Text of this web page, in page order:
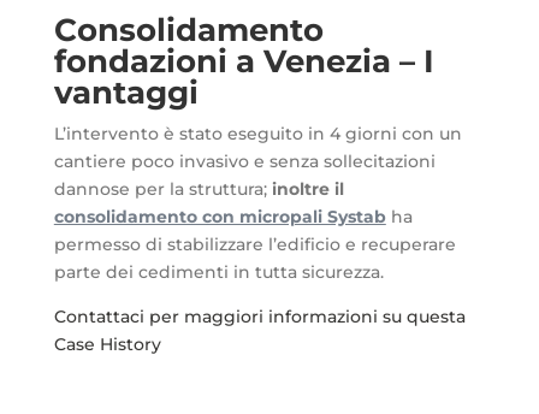
Consolidamento
fondazioni a Venezia – I
vantaggi
L’intervento è stato eseguito in 4 giorni con un
cantiere poco invasivo e senza sollecitazioni
dannose per la struttura;inoltre il
consolidamento con micropali Systabha
permesso di stabilizzare l’edificio e recuperare
parte dei cedimenti in tutta sicurezza.
Contattaci per maggiori informazioni su questa
Case History